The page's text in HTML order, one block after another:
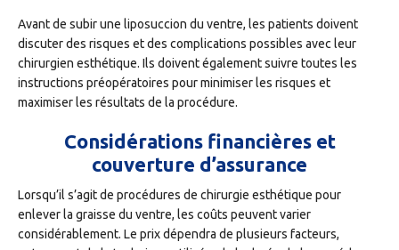
Avant de subir une liposuccion du ventre, les patients doivent
discuter des risques et des complications possibles avec leur
chirurgien esthétique. Ils doivent également suivre toutes les
instructions préopératoires pour minimiser les risques et
maximiser les résultats de la procédure.
Considérations financières et
couverture d’assurance
Lorsqu’il s’agit de procédures de chirurgie esthétique pour
enlever la graisse du ventre, les coûts peuvent varier
considérablement. Le prix dépendra de plusieurs facteurs,